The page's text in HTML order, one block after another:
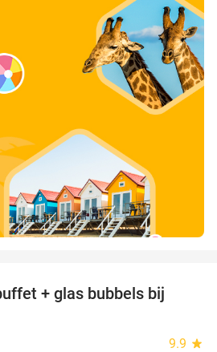
+ glas bubbels bij
9.9 star